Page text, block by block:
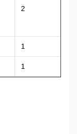
2
1
1